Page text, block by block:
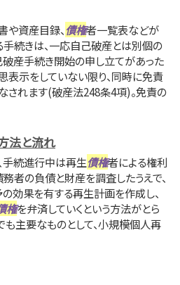
や資産目録、債権者一覧表などが
手続きは、一応自己破産とは別個の
破産手続き開始の申し立てがあった
表示をしていない限り、同時に免責
されます(破産法248条4項)。免責の
法と流れ
手続進行中は再生債権者による権利
者の負債と財産を調査したうえで、
効果を有する再生計画を作成し、
権を弁済していくという方法がとら
も主要なものとして、小規模個人再